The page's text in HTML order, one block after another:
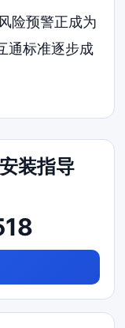
险预警正成为
通标准逐步成
装指导